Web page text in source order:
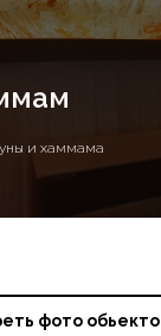
и хаммама
фото